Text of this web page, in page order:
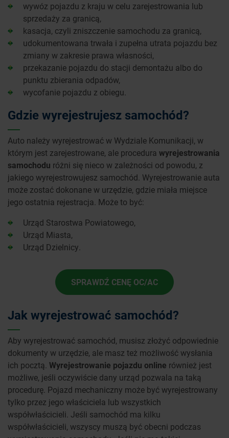
wywóz pojazdu z kraju w celu zarejestrowania lub
sprzedaży za granicą,
kasacja, czyli zniszczenie samochodu za granicą,
udokumentowana trwała i zupełna utrata pojazdu bez
zmiany w zakresie prawa własności,
przekazanie pojazdu do stacji demontażu albo do
punktu zbierania odpadów,
wycofanie pojazdu z obiegu.
Gdzie wyrejestrujesz samochód?
Auto należy wyrejestrować w Wydziale Komunikacji, w
którym jest zarejestrowane, ale procedura wyrejestrowania
samochodu różni się nieco w zależności od powodu, z
jakiego wyrejestrowujesz samochód. Wyrejestrowanie auta
może zostać dokonane w urzędzie, gdzie miała miejsce
jego ostatnia rejestracja. Może to być:
Urząd Starostwa Powiatowego,
Urząd Miasta,
Urząd Dzielnicy.
SPRAWDŹ CENĘ OC/AC
Jak wyrejestrować samochód?
Aby wyrejestrować samochód, musisz złożyć odpowiednie
dokumenty w urzędzie, ale masz też możliwość wysłania
ich pocztą. Wyrejestrowanie pojazdu online również jest
możliwe, jeśli oczywiście dany urząd pozwala na taką
procedurę. Pojazd mechaniczny może być wyrejestrowany
tylko przez jego właściciela lub wszystkich
współwłaścicieli. Jeśli samochód ma kilku
współwłaścicieli, wszyscy muszą być obecni podczas